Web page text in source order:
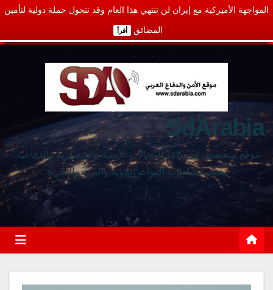
المواجهة الأميركية مع إيران لن تنتهي هذا العام وقد تتحول حملة دولية لتأمين
المضائق أقرأ
SdArabia
موقع متخصص في كافة المجالات الأمنية والعسكرية والدفاعية،
يغطي نشاطات القوات الجوية والبرية والبحرية